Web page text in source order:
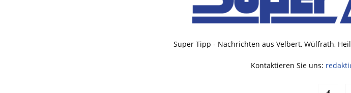
Super Tipp - Nachrichten aus Velbert, Wülfrath,
Kontaktieren Sie uns: